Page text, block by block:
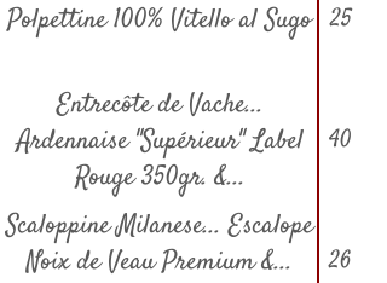
Polpettine 100% Vitello al Sugo 25
Entrecôte de Vache...
Ardennaise "Supérieur" Label
Rouge 350gr. &...
40
Scaloppine Milanese... Escalope
Noix de Veau Premium &...
26